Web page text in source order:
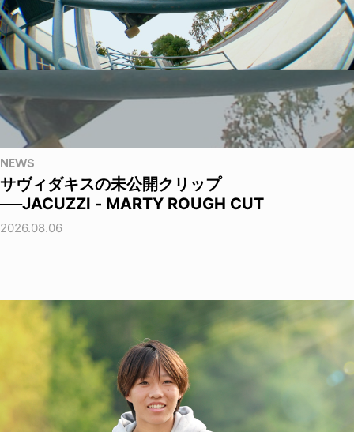
NEWS
サヴィダキスの未公開クリップ
──JACUZZI - MARTY ROUGH CUT
2026.08.06